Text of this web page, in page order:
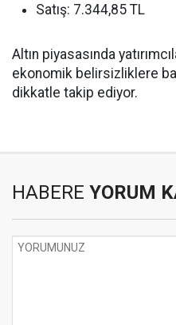
Satış: 7.344,85 TL
Altın piyasasında
ekonomik belirsizliklere
dikkatle takip ediyor.
HABERE YORUM